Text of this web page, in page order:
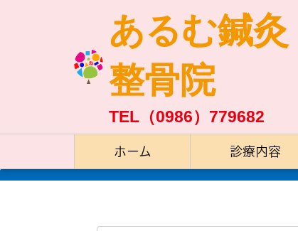
あるむ鍼灸
整骨院
TEL（0986）779682
ホーム 診療内容